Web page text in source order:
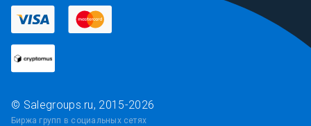
© Salegroups.ru, 2015-2026
Биржа групп в социальных сетях